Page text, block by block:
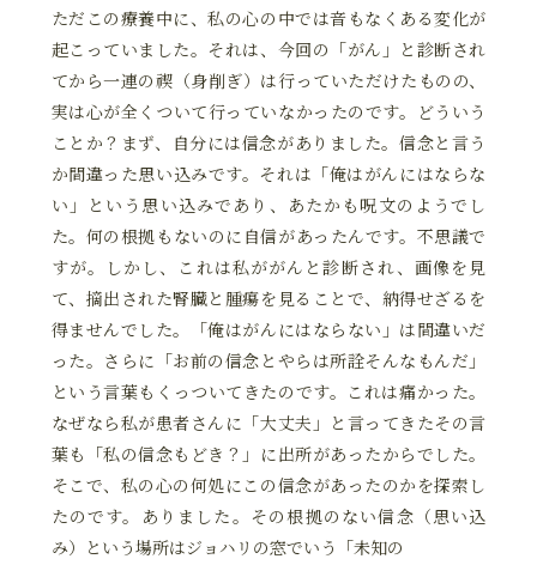
ただこの療養中に、私の心の中では音もなくある変化が
起こっていました。それは、今回の「がん」と診断され
てから一連の禊（身削ぎ）は行っていただけたものの、
実は心が全くついて行っていなかったのです。どういう
ことか？まず、自分には信念がありました。信念と言う
か間違った思い込みです。それは「俺はがんにはならな
い」という思い込みであり、あたかも呪文のようでし
た。何の根拠もないのに自信があったんです。不思議で
すが。しかし、これは私ががんと診断され、画像を見
て、摘出された腎臓と腫瘍を見ることで、納得せざるを
得ませんでした。「俺はがんにはならない」は間違いだ
った。さらに「お前の信念とやらは所詮そんなもんだ」
という言葉もくっついてきたのです。これは痛かった。
なぜなら私が患者さんに「大丈夫」と言ってきたその言
葉も「私の信念もどき？」に出所があったからでした。
そこで、私の心の何処にこの信念があったのかを探索し
たのです。ありました。その根拠のない信念（思い込
み）という場所はジョハリの窓でいう「未知の